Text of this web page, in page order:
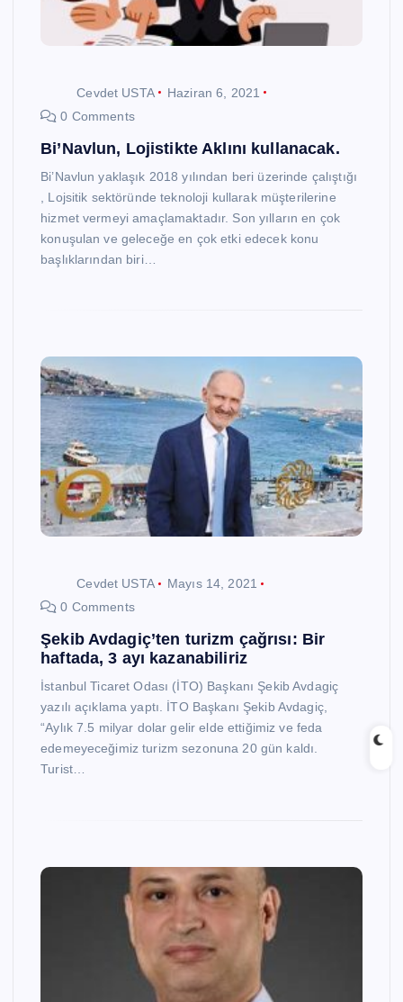
Cevdet USTA
Haziran 6, 2021
0 Comments
Bi’Navlun, Lojistikte Aklını kullanacak.
Bi’Navlun yaklaşık 2018 yılından beri üzerinde çalıştığı
, Lojsitik sektöründe teknoloji kullarak müşterilerine
hizmet vermeyi amaçlamaktadır. Son yılların en çok
konuşulan ve geleceğe en çok etki edecek konu
başlıklarından biri…
Cevdet USTA
Mayıs 14, 2021
0 Comments
Şekib Avdagiç’ten turizm çağrısı: Bir
haftada, 3 ayı kazanabiliriz
İstanbul Ticaret Odası (İTO) Başkanı Şekib Avdagiç
yazılı açıklama yaptı. İTO Başkanı Şekib Avdagiç,
“Aylık 7.5 milyar dolar gelir elde ettiğimiz ve feda
edemeyeceğimiz turizm sezonuna 20 gün kaldı.
Turist…